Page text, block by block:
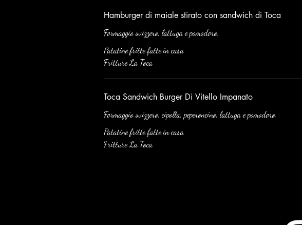
Hamburger di maiale stirato con sandwich di Toca
Formaggio svizzero, lattuga e pomodoro.
Patatine fritte fatte in casa
Fritture La Toca
Toca Sandwich Burger Di Vitello Impanato
Formaggio svizzero, cipolla, peperoncino, lattuga e pomodoro.
Patatine fritte fatte in casa
Fritture La Toca